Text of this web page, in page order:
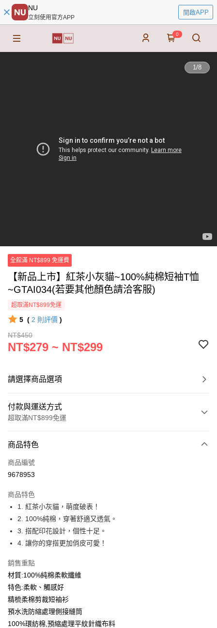
NU
立刻使用官方APP
開啟APP
0
1/8
全館滿 NT$899 免運費
【新品上市】紅茶小灰貓~100%純棉短袖T恤
~GTAI034(若要其他顏色請洽客服)
超取滿NT$899免運
5 ( 2 則評價 )
NT$450
NT$279 ~ NT$299
請選擇商品選項
付款與運送方式
超取滿NT$899免運
信用卡一次付款
信用卡分期付款
合作金庫商業銀行
華南商業銀行
上海商業儲蓄銀行
國泰世華商業銀行
臺灣中小企業銀行
聯邦商業銀行
元大商業銀行
台新國際商業銀行
台灣樂天信用卡公司
6 期 0 利率 每期
華南商業銀行
上海商業儲蓄銀行
國泰世華商業銀行
匯豐（台灣）商業銀行
聯邦商業銀行
元大商業銀行
玉山商業銀行
台灣樂天信用卡公司
12 期 0 利率 每期NT$23
合作金庫商業銀行
上海商業儲蓄銀行
國泰世華商業銀行
臺灣中小企業銀行
匯豐（台灣）商業銀行
聯邦商業銀行
元大商業銀行
玉山商業銀行
台新國際商業銀行
超商取貨付款
LINE Pay
Apple Pay
街口支付
悠遊付
Google Pay
商品特色
商品編號
9678953
商品特色
1. 紅茶小灰貓，萌度破表！
2. 100%純棉，穿著舒適又透氣。
3. 搭配印花設計，個性十足。
4. 讓你的穿搭更加俏皮可愛！
銷售重點
材質:100%純棉柔軟纖維
特色:柔軟、觸感好
精梳柔棉剪裁短袖衫
預水洗防縮處理側接縫筒
100%環紡棉,預縮處理平紋針織布料